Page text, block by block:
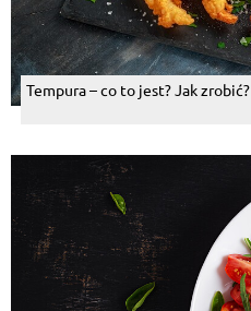
Tempura – co to jest? Jak zrobić?